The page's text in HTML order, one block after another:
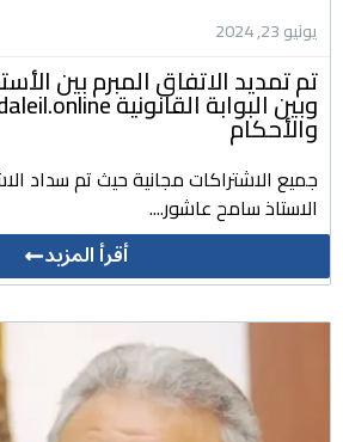
يونيو 23, 2024
تم تمديد الاتفاق المبرم بين
والأحكام
جميع الاشتراكات مجانية حيث تم سداد
الاستاذ سامح عاشور....
أقرأ المزيد